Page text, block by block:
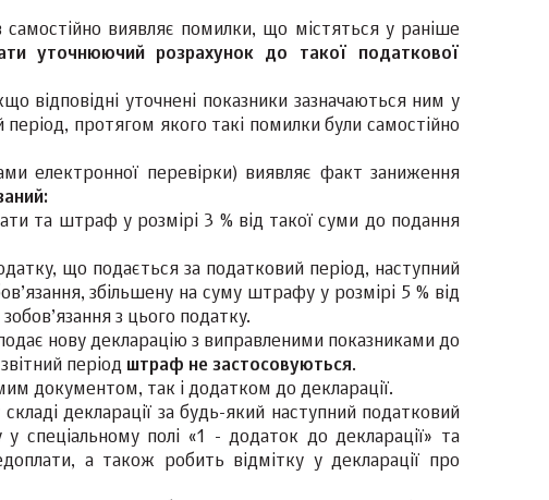
самостійно виявляє помилки, що містяться у раніше
уточнюючий розрахунок до такої податкової
відповідні уточнені показники зазначаються ним у
протягом якого такі помилки були самостійно
електронної перевірки) виявляє факт заниження
та штраф у розмірі 3 % від такої суми до подання
що подається за податковий період, наступний
збільшену на суму штрафу у розмірі 5 % від
з цього податку.
нову декларацію з виправленими показниками до
період штраф не застосовуються.
документом, так і додатком до декларації.
декларації за будь-який наступний податковий
спеціальному полі «1 - додаток до декларації» та
а також робить відмітку у декларації про